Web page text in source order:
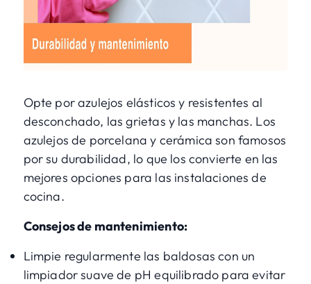
Opte por azulejos elásticos y resistentes al
desconchado, las grietas y las manchas. Los
azulejos de porcelana y cerámica son famosos
por su durabilidad, lo que los convierte en las
mejores opciones para las instalaciones de
cocina.
Consejos de mantenimiento:
Limpie regularmente las baldosas con un
limpiador suave de pH equilibrado para evitar